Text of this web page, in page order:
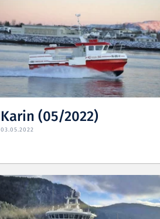
Karin (05/2022)
03.05.2022